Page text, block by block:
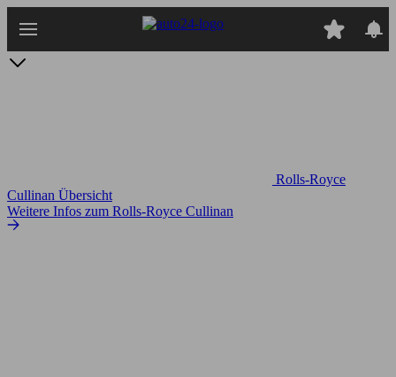
Hauptinhalt
Rolls-Royce
Cullinan Übersicht
Weitere Infos zum Rolls-Royce Cullinan